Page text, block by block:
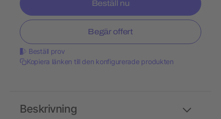
Beställ nu
Begär offert
Beställ prov
Kopiera länken till den konfigurerade produkten
Beskrivning